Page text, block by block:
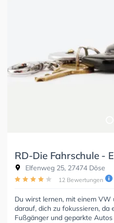
RD-Die Fahrschule -
Elfenweg 25, 27474 Döse
12 Bewertungen
Du wirst lernen, mit einem VW
darauf, dich zu fokussieren, da
Fußgänger und geparkte